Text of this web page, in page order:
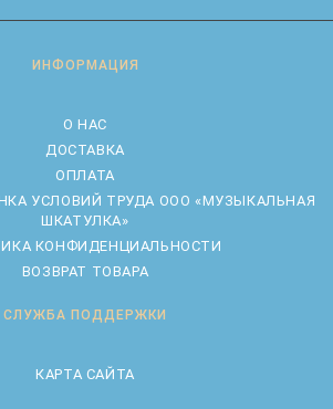
ИНФОРМАЦИЯ
О НАС
ДОСТАВКА
ОПЛАТА
УСЛОВИЙ ТРУДА ООО «МУЗЫКАЛЬНАЯ
ШКАТУЛКА»
КОНФИДЕНЦИАЛЬНОСТИ
ВОЗВРАТ ТОВАРА
СЛУЖБА ПОДДЕРЖКИ
КАРТА САЙТА